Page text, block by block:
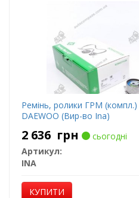
Ремінь, ролики ГРМ (компл.)
DAEWOO (Вир-во Ina)
2 636 грн
сьогодні
Артикул:
INA
КУПИТИ